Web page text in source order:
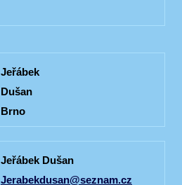
Jeřábek
Dušan
Brno
Jeřábek Dušan
Jerabekdusan@seznam.cz